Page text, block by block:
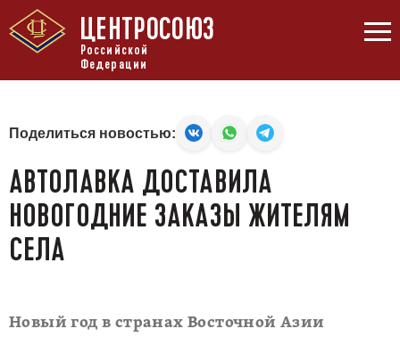
ЦЕНТРОСОЮЗ
Российской
Федерации
Поделиться новостью:
АВТОЛАВКА ДОСТАВИЛА
НОВОГОДНИЕ ЗАКАЗЫ ЖИТЕЛЯМ
СЕЛА
Новый год в странах Восточной Азии